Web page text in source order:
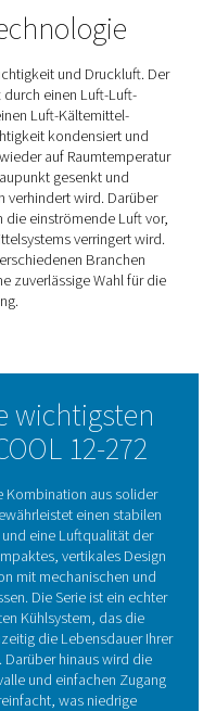
die zuverlässige und
zur
Druckluft aus dem
gesättigt, was
kann. Die COOL-
und bilden nach
die starke zweite
gleichzeitig einen
Kältemittelgas und
um konsistente,
Dank ihrer
Stellfläche und des
sie eine
Vielzahl von